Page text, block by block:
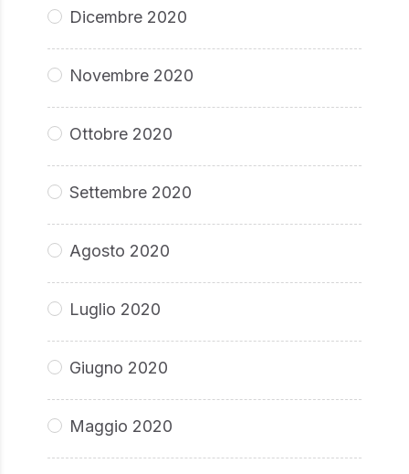
Dicembre 2020
Novembre 2020
Ottobre 2020
Settembre 2020
Agosto 2020
Luglio 2020
Giugno 2020
Maggio 2020